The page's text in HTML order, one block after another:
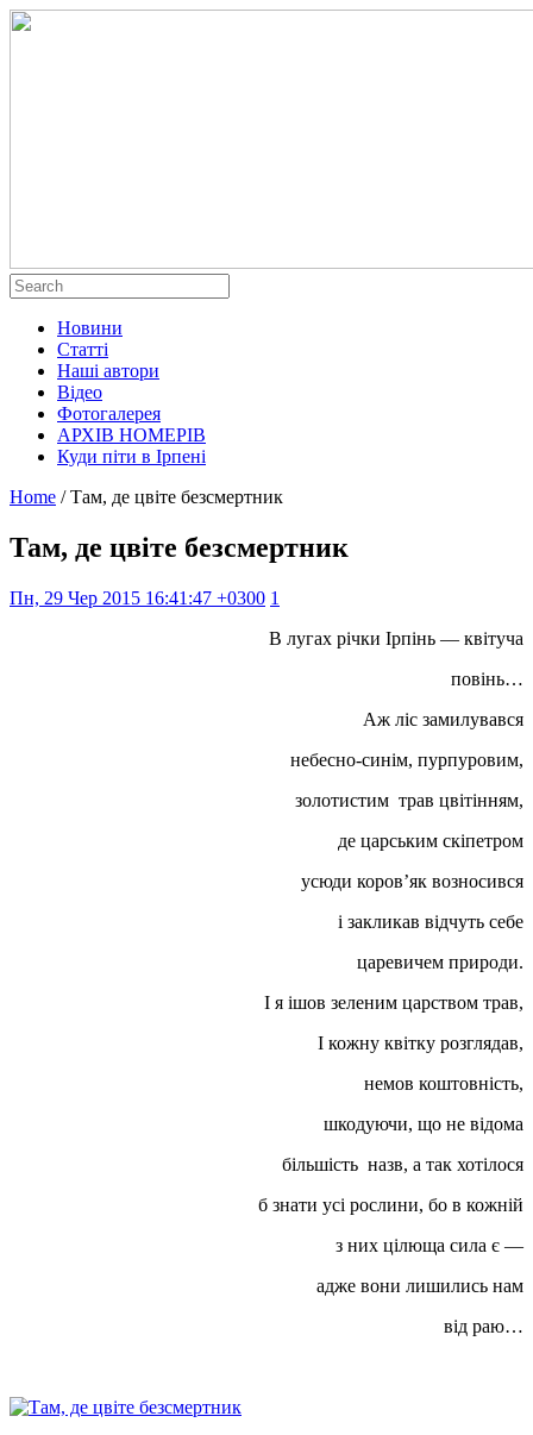
Новини
Статті
Наші автори
Відео
Фотогалерея
АРХІВ НОМЕРІВ
Куди піти в Ірпені
Home / Там, де цвіте безсмертник
Там, де цвіте безсмертник
Пн, 29 Чер 2015 16:41:47 +0300 1
В лугах річки Ірпінь — квітуча
повінь…
Аж ліс замилувався
небесно-синім, пурпуровим,
золотистим трав цвітінням,
де царським скіпетром
усюди коров’як возносився
і закликав відчуть себе
царевичем природи.
І я ішов зеленим царством трав,
І кожну квітку розглядав,
немов коштовність,
шкодуючи, що не відома
більшість назв, а так хотілося
б знати усі рослини, бо в кожній
з них цілюща сила є —
адже вони лишились нам
від раю…